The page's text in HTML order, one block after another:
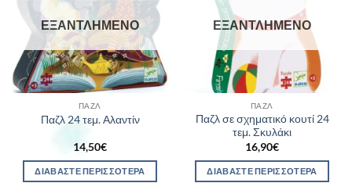
ΕΞΑΝΤΛΗΜΈΝΟ
ΠΑΖΛ
Παζλ 24 τεμ. Αλαντίν
14,50€
ΔΙΑΒΆΣΤΕ ΠΕΡΙΣΣΌΤΕΡΑ
ΕΞΑΝΤΛΗΜΈΝΟ
ΠΑΖΛ
Παζλ σε σχηματικό κουτί 24
τεμ. Σκυλάκι
16,90€
ΔΙΑΒΆΣΤΕ ΠΕΡΙΣΣΌΤΕΡΑ